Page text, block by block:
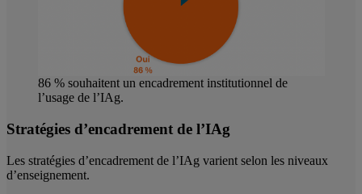
86 % souhaitent un encadrement institutionnel de
l’usage de l’IAg.
Stratégies d’encadrement de l’IAg
Les stratégies d’encadrement de l’IAg varient selon les niveaux
d’enseignement.